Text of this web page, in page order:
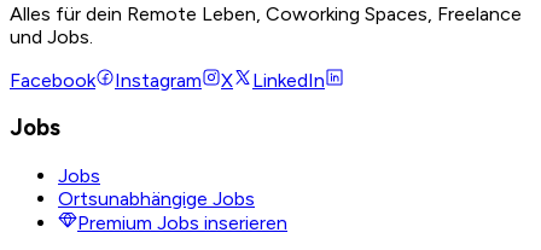
Alles für dein Remote Leben, Coworking Spaces, Freelance
und Jobs.
Facebook
Instagram X LinkedIn
Jobs
Jobs
Ortsunabhängige Jobs
Premium Jobs inserieren